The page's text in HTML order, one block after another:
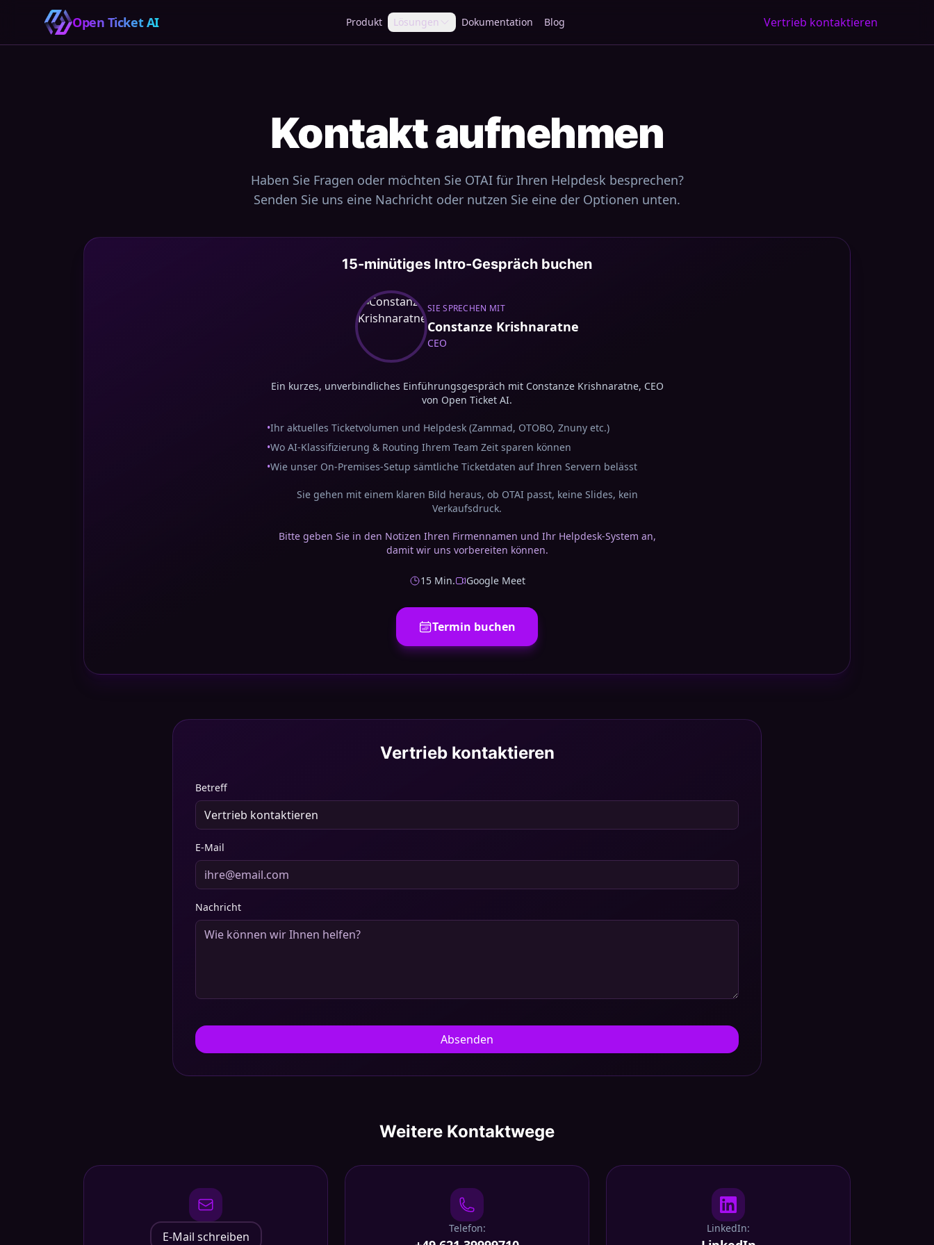
Open Ticket AI Produkt Lösungen Dokumentation Blog Vertrieb kontaktieren
Kontakt aufnehmen
Haben Sie Fragen oder möchten Sie OTAI für Ihren Helpdesk besprechen?
Senden Sie uns eine Nachricht oder nutzen Sie eine der Optionen unten.
15-minütiges Intro-Gespräch buchen
SIE SPRECHEN MIT
Constanze Krishnaratne
CEO
Ein kurzes, unverbindliches Einführungsgespräch mit Constanze Krishnaratne, CEO
von Open Ticket AI.
•Ihr aktuelles Ticketvolumen und Helpdesk (Zammad, OTOBO, Znuny etc.)
•Wo AI-Klassifizierung & Routing Ihrem Team Zeit sparen können
•Wie unser On-Premises-Setup sämtliche Ticketdaten auf Ihren Servern belässt
Sie gehen mit einem klaren Bild heraus, ob OTAI passt, keine Slides, kein
Verkaufsdruck.
Bitte geben Sie in den Notizen Ihren Firmennamen und Ihr Helpdesk-System an,
damit wir uns vorbereiten können.
15 Min. Google Meet
Termin buchen
Vertrieb kontaktieren
Betreff
E-Mail
Nachricht
Absenden
Weitere Kontaktwege
E-Mail schreiben
Telefon: LinkedIn: